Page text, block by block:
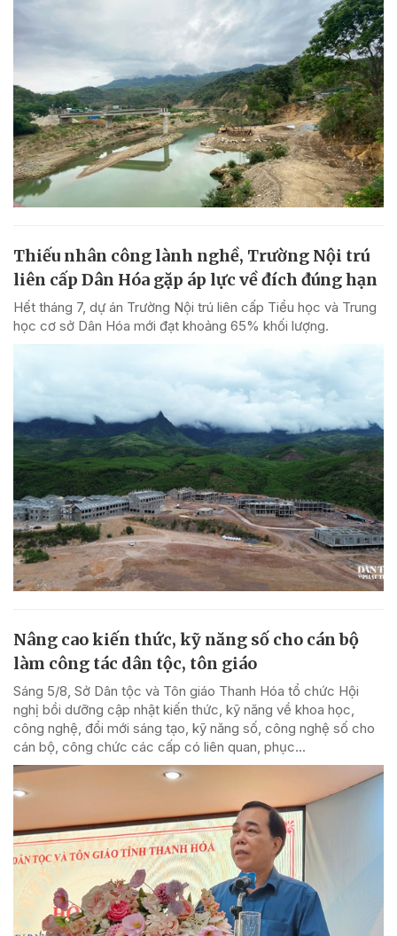
Thiếu nhân công lành nghề, Trường Nội trú
liên cấp Dân Hóa gặp áp lực về đích đúng hạn
Hết tháng 7, dự án Trường Nội trú liên cấp Tiểu học và Trung
học cơ sở Dân Hóa mới đạt khoảng 65% khối lượng.
Nâng cao kiến thức, kỹ năng số cho cán bộ
làm công tác dân tộc, tôn giáo
Sáng 5/8, Sở Dân tộc và Tôn giáo Thanh Hóa tổ chức Hội
nghị bồi dưỡng cập nhật kiến thức, kỹ năng về khoa học,
công nghệ, đổi mới sáng tạo, kỹ năng số, công nghệ số cho
cán bộ, công chức các cấp có liên quan, phục...